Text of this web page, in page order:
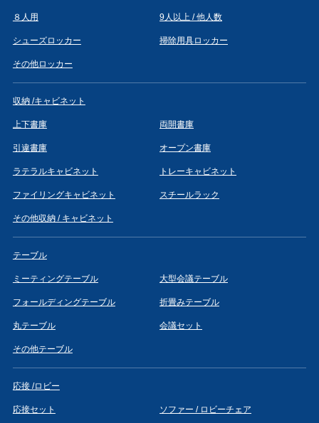
８人用 9人以上 / 他人数
シューズロッカー 掃除用具ロッカー
その他ロッカー
収納 /キャビネット
上下書庫 両開書庫
引違書庫 オープン書庫
ラテラルキャビネット トレーキャビネット
ファイリングキャビネット スチールラック
その他収納 / キャビネット
テーブル
ミーティングテーブル 大型会議テーブル
フォールディングテーブル 折畳みテーブル
丸テーブル 会議セット
その他テーブル
応接 /ロビー
応接セット ソファー / ロビーチェア